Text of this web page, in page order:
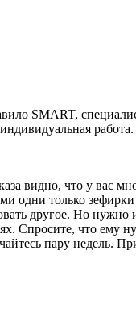
SMART,
видно, что у вас
одни только
другое. Но нужно
Спросите, что ему
пару недель.